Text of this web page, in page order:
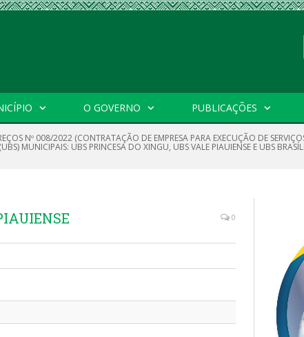
O GOVERNO PUBLICAÇÕES
Nº 008/2022 (CONTRATAÇÃO DE EMPRESA PARA EXECUÇÃO DE
MUNICIPAIS: UBS PRINCESA DO XINGU, UBS VALE PIAUIENSE E UBS
0